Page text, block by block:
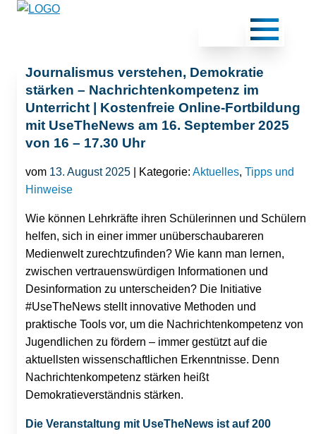
Journalismus verstehen, Demokratie
stärken – Nachrichtenkompetenz im
Unterricht | Kostenfreie Online-Fortbildung
mit UseTheNews am 16. September 2025
von 16 – 17.30 Uhr
vom 13. August 2025 | Kategorie: Aktuelles, Tipps und
Hinweise
Wie können Lehrkräfte ihren Schülerinnen und Schülern
helfen, sich in einer immer unüberschaubareren
Medienwelt zurechtzufinden? Wie kann man lernen,
zwischen vertrauenswürdigen Informationen und
Desinformation zu unterscheiden? Die Initiative
#UseTheNews stellt innovative Methoden und
praktische Tools vor, um die Nachrichtenkompetenz von
Jugendlichen zu fördern – immer gestützt auf die
aktuellsten wissenschaftlichen Erkenntnisse. Denn
Nachrichtenkompetenz stärken heißt
Demokratieverständnis stärken.
Die Veranstaltung mit UseTheNews ist auf 200